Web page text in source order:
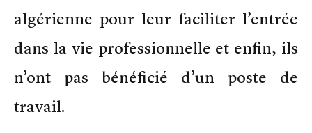
algérienne pour leur faciliter l’entrée
dans la vie professionnelle et enfin, ils
n’ont pas bénéficié d’un poste de
travail.